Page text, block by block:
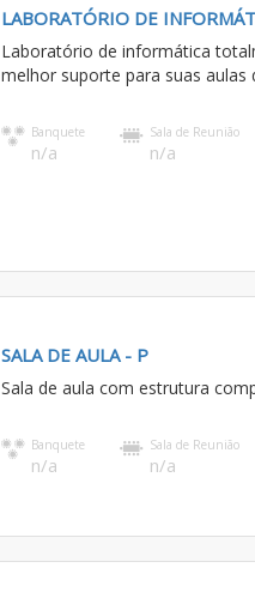
LABORATÓRIO DE
Laboratório de informática
melhor suporte para suas aulas
Banquete
n/a
Sala de Reunião
n/a
SALA DE AULA - P
Sala de aula com estrutura
Banquete
n/a
Sala de Reunião
n/a